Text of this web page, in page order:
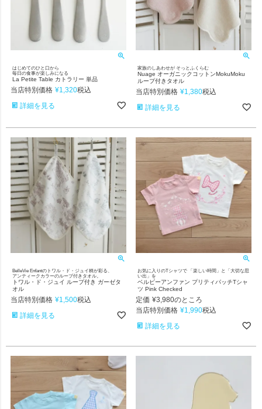
はじめてのひと口から
毎日の食事が楽しみになる
La Petite Table カトラリー 単品
当店特別価格 ¥1,320税込
詳細を見る
家族のしあわせが そっとふくらむ
Nuage オーガニックコットンMokuMoku
ループ付きタオル
当店特別価格 ¥1,380税込
詳細を見る
BelleVie Enfantのトワル・ド・ジュイ柄が彩る、
アンティークカラーのループ付きタオル。
トワル・ド・ジュイ ループ付き ガーゼタ
オル
当店特別価格 ¥1,500税込
詳細を見る
お気に入りのTシャツで 「楽しい時間」と「大切な思
い出」を
ベルビーアンファン プリティパッチTシャ
ツ Pink Checked
定価 ¥3,980のところ
当店特別価格 ¥1,990税込
詳細を見る